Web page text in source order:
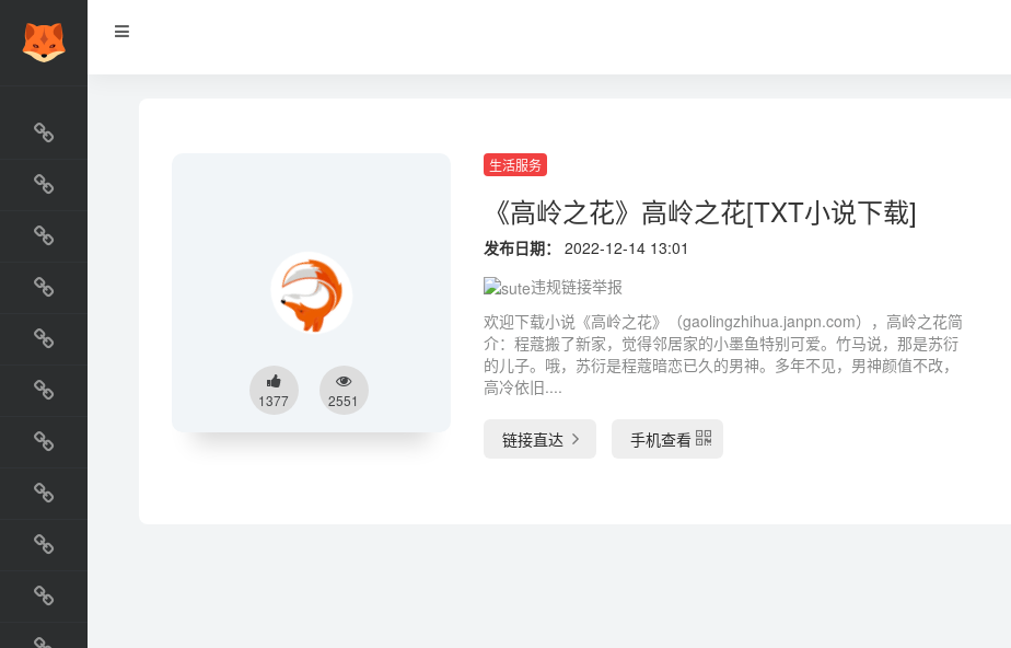
最新收录
网站资源榜
交流排行榜
金融排行榜
阅读排行榜
工具排行榜
设计排行榜
国外网站
生活
直播
1377 2551
生活服务
《高岭之花》高岭之花[TXT小说下载]
发布日期：
2022-12-14 13:01
违规链接举报
欢迎下载小说《高岭之花》（gaolingzhihua.janpn.com），高岭之花简
介：程蔻搬了新家，觉得邻居家的小墨鱼特别可爱。竹马说，那是苏衍
的儿子。哦，苏衍是程蔻暗恋已久的男神。多年不见，男神颜值不改，
高冷依旧....
链接直达 手机查看